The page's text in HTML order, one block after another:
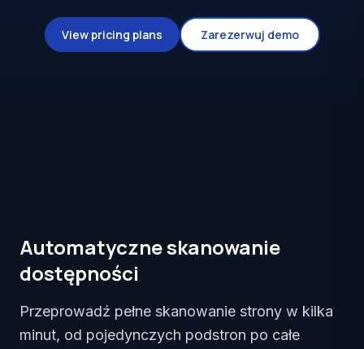
View pricing plans Zarezerwuj demo
Automatyczne skanowanie
dostępności
Przeprowadź pełne skanowanie strony w kilka
minut, od pojedynczych podstron po całe